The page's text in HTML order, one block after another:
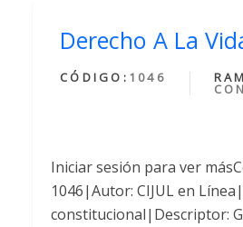
Derecho A La
CÓDIGO: 1046
Iniciar sesión para ver
1046|Autor: CIJUL en
constitucional|Descriptor: